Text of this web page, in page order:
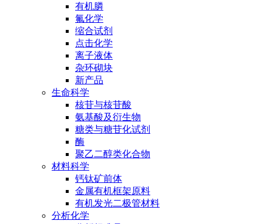
有机膦
氟化学
缩合试剂
点击化学
离子液体
杂环砌块
新产品
生命科学
核苷与核苷酸
氨基酸及衍生物
糖类与糖苷化试剂
酶
聚乙二醇类化合物
材料科学
钙钛矿前体
金属有机框架原料
有机发光二极管材料
分析化学